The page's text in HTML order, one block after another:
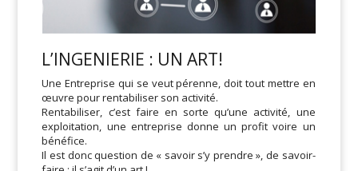
L’INGENIERIE : UN ART!
Une Entreprise qui se veut pérenne, doit tout mettre en
œuvre pour rentabiliser son activité.
Rentabiliser, c’est faire en sorte qu’une activité, une
exploitation, une entreprise donne un profit voire un
bénéfice.
Il est donc question de « savoir s’y prendre », de savoir-